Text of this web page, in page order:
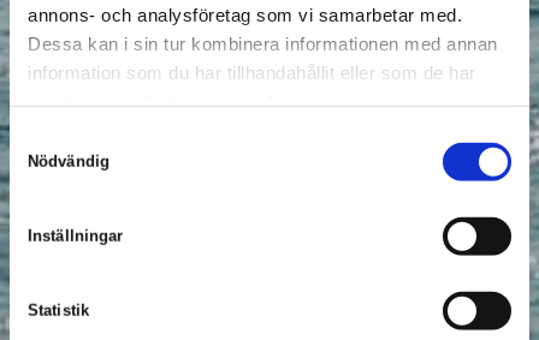
annons- och analysföretag som vi samarbetar med.
Dessa kan i sin tur kombinera informationen med annan
information som du har tillhandahållit eller som de har
S
m
t
c
k
Nödvändig
Inställningar
Statistik